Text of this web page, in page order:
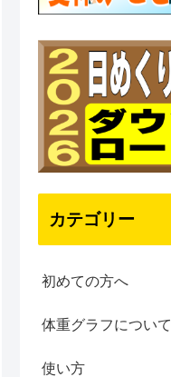
カテゴリー
初めての方へ
体重グラフについて
使い方